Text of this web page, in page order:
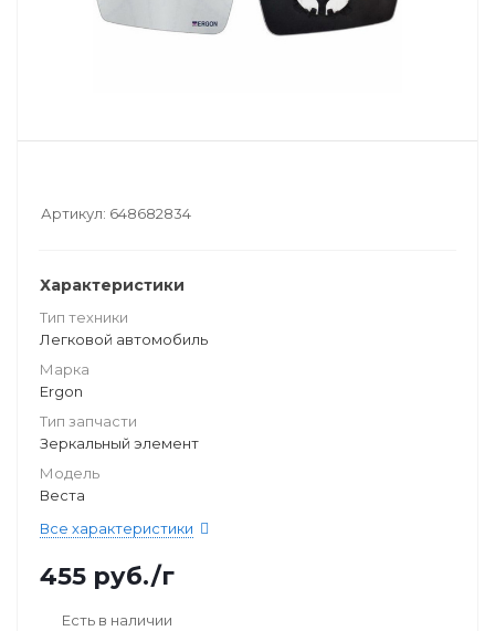
Артикул: 648682834
Характеристики
Тип техники
Легковой автомобиль
Марка
Ergon
Тип запчасти
Зеркальный элемент
Модель
Веста
Все характеристики
455 руб./г
Есть в наличии